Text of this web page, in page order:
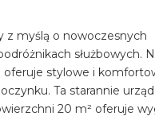
z myślą o nowoczesnych
służbowych.
oferuje stylowe i
Ta starannie
20 m² oferuje